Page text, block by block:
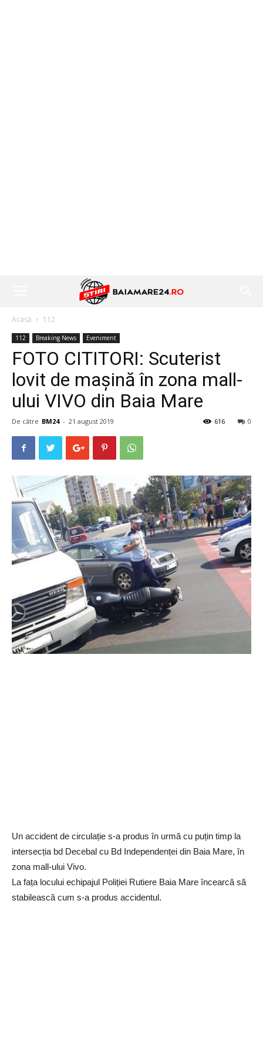
Acasă 112
112 Breaking News Eveniment
FOTO CITITORI: Scuterist
lovit de mașină în zona mall-
ului VIVO din Baia Mare
De către BM24 - 21 august 2019 0
616
Un accident de circulație s-a produs în urmă cu puțin timp la
intersecția bd Decebal cu Bd Independenței din Baia Mare, în
zona mall-ului Vivo.
La fața locului echipajul Poliției Rutiere Baia Mare încearcă să
stabilească cum s-a produs accidentul.